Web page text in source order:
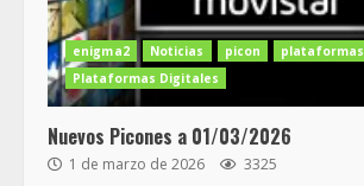
enigma2 Noticias picon
plataformas
Plataformas Digitales
Nuevos Picones a 01/03/2026
1 de marzo de 2026 3325